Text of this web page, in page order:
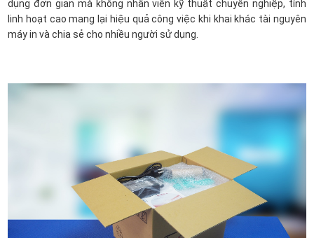
dụng đơn giản mà không nhân viên kỹ thuật chuyên nghiệp, tính
linh hoạt cao mang lại hiệu quả công việc khi khai khác tài nguyên
máy in và chia sẻ cho nhiều người sử dụng.